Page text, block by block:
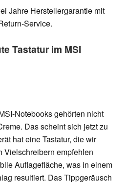
Jahre Herstellergarantie mit
Service.
Tastatur im MSI
Notebooks gehörten nicht
Das scheint sich jetzt zu
hat eine Tastatur, die wir
Vielschreibern empfehlen
Auflagefläche, was in einem
resultiert. Das Tippgeräusch